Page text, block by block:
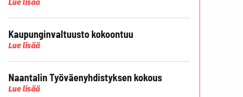
Lue lisää
Kaupunginvaltuusto kokoontuu
Lue lisää
Naantalin Työväenyhdistyksen kokous
Lue lisää